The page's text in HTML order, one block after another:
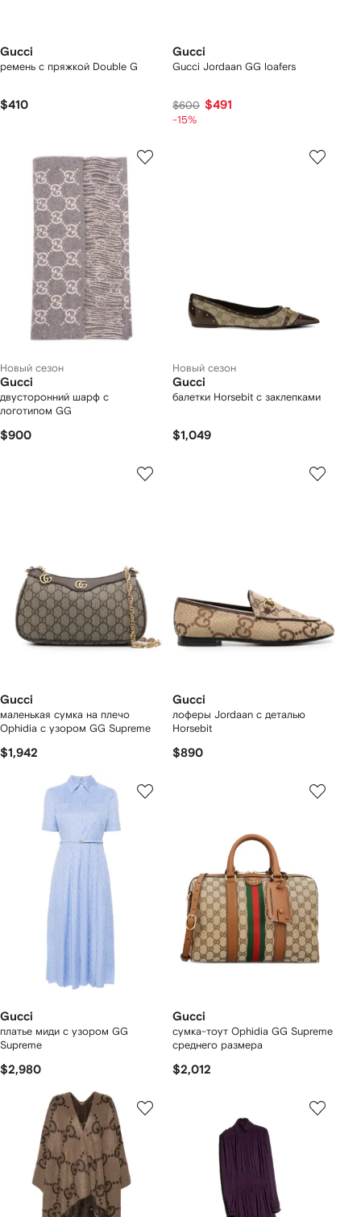
Gucci
ремень с пряжкой Double G
$410
Gucci
Gucci Jordaan GG loafers
$600 $491
-15%
Новый сезон
Gucci
двусторонний шарф с
логотипом GG
$900
Новый сезон
Gucci
балетки Horsebit с заклепками
$1,049
Gucci
маленькая сумка на плечо
Ophidia с узором GG Supreme
$1,942
Gucci
лоферы Jordaan с деталью
Horsebit
$890
Gucci
платье миди с узором GG
Supreme
$2,980
Gucci
сумка-тоут Ophidia GG Supreme
среднего размера
$2,012